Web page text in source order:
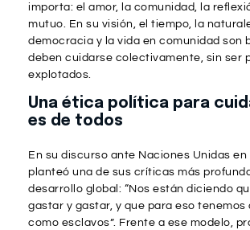
importa: el amor, la comunidad, la
mutuo. En su visión, el tiempo, la
democracia y la vida en comunidad son
deben cuidarse colectivamente, sin ser
explotados.
Una ética política para
es de todos
En su discurso ante Naciones Unidas en
planteó una de sus críticas más
desarrollo global: “Nos están diciendo
gastar y gastar, y que para eso tenemos
como esclavos”. Frente a ese modelo,